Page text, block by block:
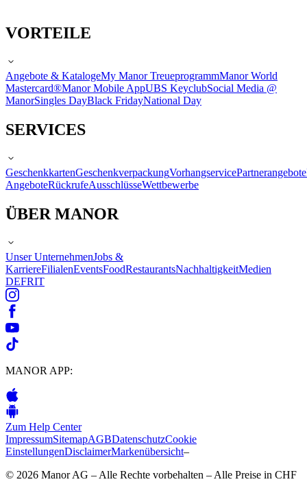
VORTEILE
Angebote & KatalogeMy Manor TreueprogrammManor World
Mastercard®Manor Mobile AppUBS KeyclubSocial Media @
ManorSingles DayBlack FridayNational Day
SERVICES
GeschenkkartenGeschenkverpackungVorhangservicePartnerangebote
AngeboteRückrufeAusschlüsseWettbewerbe
ÜBER MANOR
Unser UnternehmenJobs &
KarriereFilialenEventsFoodRestaurantsNachhaltigkeitMedien
DEFRIT
MANOR APP:
Zum Help Center
ImpressumSitemapAGBDatenschutzCookie
EinstellungenDisclaimerMarkenübersicht–
© 2026 Manor AG – Alle Rechte vorbehalten – Alle Preise in CHF